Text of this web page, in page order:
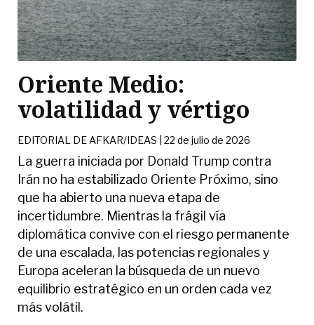
Oriente Medio:
volatilidad y vértigo
EDITORIAL DE AFKAR/IDEAS |22 de julio de 2026
La guerra iniciada por Donald Trump contra
Irán no ha estabilizado Oriente Próximo, sino
que ha abierto una nueva etapa de
incertidumbre. Mientras la frágil vía
diplomática convive con el riesgo permanente
de una escalada, las potencias regionales y
Europa aceleran la búsqueda de un nuevo
equilibrio estratégico en un orden cada vez
más volátil.